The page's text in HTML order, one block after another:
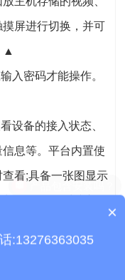
屏进行切换，并可
▲
入密码才能操作。
设备的接入状态、
息等。平台内置使
看;具备一张图显示
属权限;可对接入设
状态。显示屏幕1:
质保时间是多久？
×
:13276363035